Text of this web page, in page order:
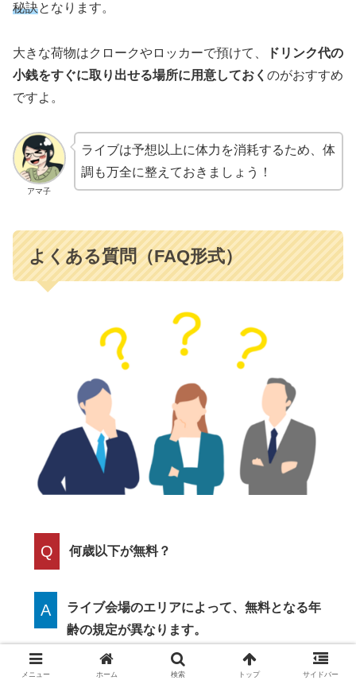
秘訣となります。
大きな荷物はクロークやロッカーで預けて、
ドリンク代の
小銭をすぐに取り出せる場所に用意しておく のがおすすめ
ですよ。
アマ子
ライブは予想以上に体力を消耗するため、体
調も万全に整えておきましょう！
よくある質問（FAQ形式）
Q 何歳以下が無料？
A
ライブ会場のエリアによって、無料となる年
齢の規定が異なります。
1階スタンディングエリアの場合
メニュー ホーム 検索 トップ サイドバー